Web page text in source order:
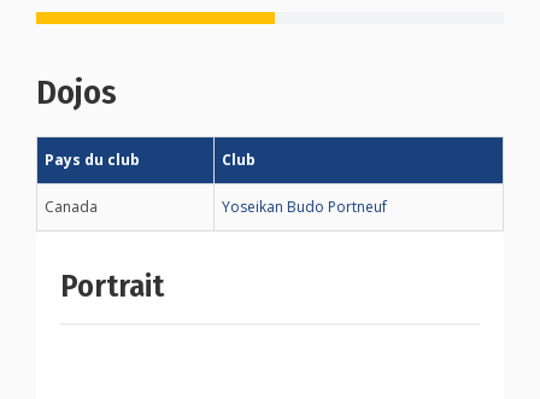
Dojos
Pays du club Club
Canada Yoseikan Budo Portneuf
Portrait